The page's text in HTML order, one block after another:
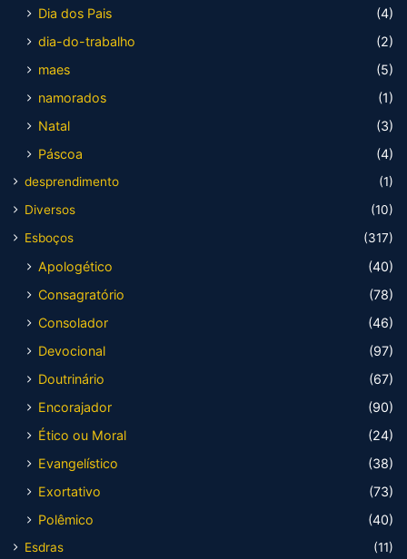
Dia dos Pais
(4)
dia-do-trabalho
(2)
maes
(5)
namorados
(1)
Natal
(3)
Páscoa
(4)
desprendimento
(1)
Diversos
(10)
Esboços
(317)
Apologético
(40)
Consagratório
(78)
Consolador
(46)
Devocional
(97)
Doutrinário
(67)
Encorajador
(90)
Ético ou Moral
(24)
Evangelístico
(38)
Exortativo
(73)
Polêmico
(40)
Esdras
(11)